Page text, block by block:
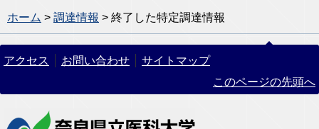
ホーム > 調達情報 > 終了した特定調達情報
アクセス お問い合わせ
サイトマップ
このページの先頭へ